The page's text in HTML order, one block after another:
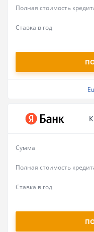
Полная стоимость
Ставка в год
Сумма
Полная стоимость
Ставка в год